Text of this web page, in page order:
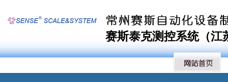
赛斯泰克测控系统（江苏）